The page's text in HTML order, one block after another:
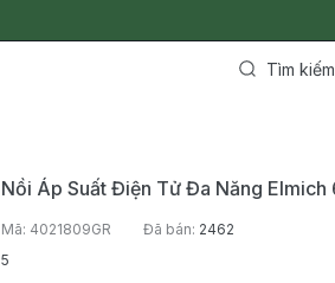
Tìm kiếm
Nồi Áp Suất Điện Tử Đa Năng Elmich
Mã: 4021809GR Đã bán: 2462
5